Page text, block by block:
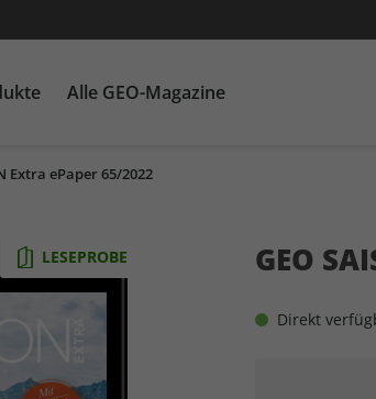
Alle GEO-Magazine
Extra ePaper 65/2022
LESEPROBE GEO
Direkt